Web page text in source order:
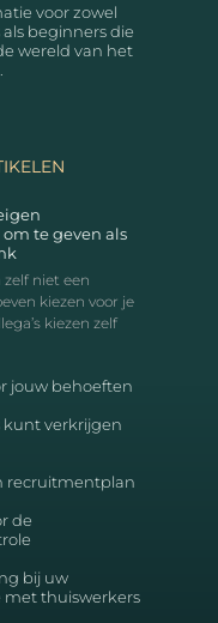
voor zowel
beginners die
wereld van het
te geven als
zelf niet een
kiezen voor je
kiezen zelf
jouw behoeften
kunt verkrijgen
recruitmentplan
de
bij uw
met thuiswerkers